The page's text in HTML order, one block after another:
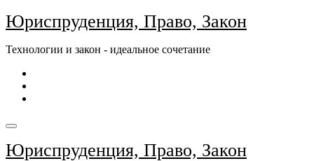
Перейти
к
Юриспруденция, Право, Закон
Технологии и закон - идеальное сочетание
Юриспруденция, Право, Закон